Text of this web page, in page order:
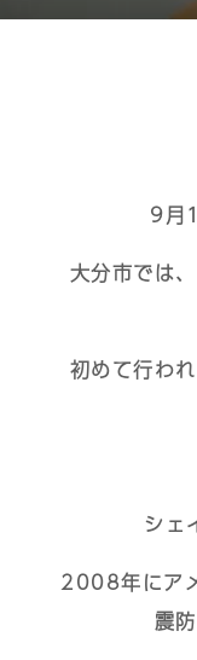
9月
大分市では
初めて行わ
シェ
2008年にア
震